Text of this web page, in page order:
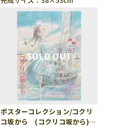
ポスターコレクション/コクリ
コ坂から (コクリコ坂から)